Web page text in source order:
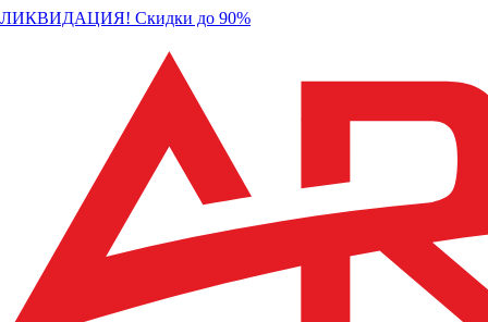
ЛИКВИДАЦИЯ! Скидки до 90%